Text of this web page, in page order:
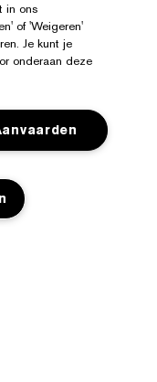
in ons
of 'Weigeren'
Je kunt je
onderaan deze